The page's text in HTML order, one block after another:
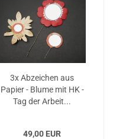
3x Abzeichen aus
Papier - Blume mit HK -
Tag der Arbeit...
49,00 EUR